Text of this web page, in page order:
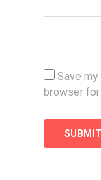
Save
browser for